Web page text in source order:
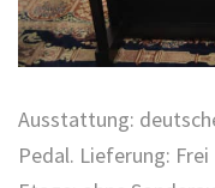
Ausstattung:
Pedal. Lieferung: